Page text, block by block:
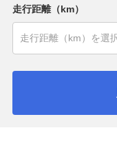
走行距離（km）